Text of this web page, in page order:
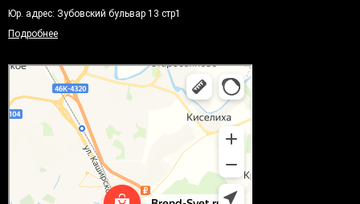
Юр. адрес: Зубовский бульвар 13 стр1
Подробнее